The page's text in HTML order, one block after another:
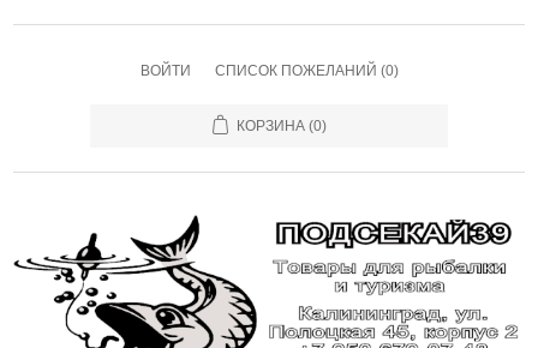
ВОЙТИ СПИСОК ПОЖЕЛАНИЙ (0)
КОРЗИНА (0)